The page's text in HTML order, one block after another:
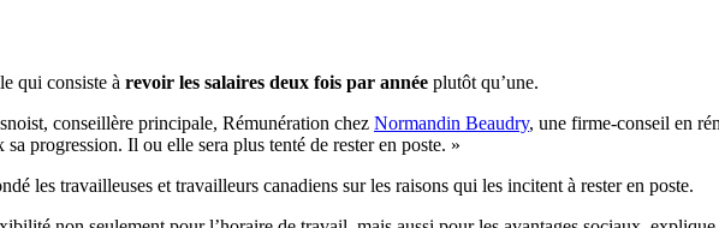
qui consiste à revoir les salaires deux fois par année plutôt qu’une.
conseillère principale, Rémunération chez Normandin Beaudry, une firme-conseil en
progression. Il ou elle sera plus tenté de rester en poste. »
les travailleuses et travailleurs canadiens sur les raisons qui les incitent à rester en poste.